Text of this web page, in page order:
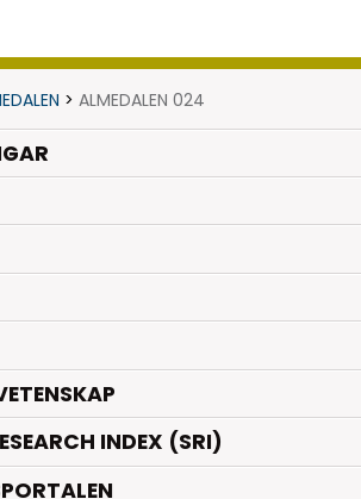
> ALMEDALEN 024
INDEX (SRI)